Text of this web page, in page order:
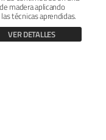
madera aplicando
técnicas aprendidas.
VER DETALLES